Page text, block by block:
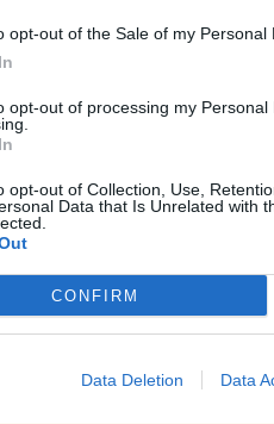
opt-out of the Sale of my Personal
opt-out of processing my Personal
opt-out of Collection, Use,
Data that Is Unrelated with
CONFIRM
Data Deletion Data
przepisane przez osoby
je „pierwocinami
katechistów oraz
wykorzystano
dyrektorzy jednostek
więźniów.
owoców pracy
Ręcznie
karę pozbawienia wolności
zaangażowaniu
człowieka, przygotowującej